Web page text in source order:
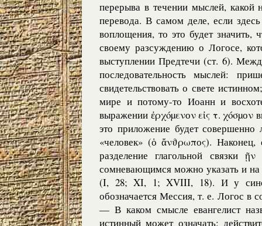
перерыва в течении мыслей, какой
перевода. В самом деле, если
воплощения, то это будет значить,
своему разсуждению о Логосе,
выступлении Предтечи (ст. 6).
последовательность мыслей:
свидетельствовать о свете
мире и потому-то Иоанн и
выражении ἐρχόµενоν εἰς τ.
это приложение будет
«человек» (ὁ ἄνϑρωπоς). Наконец,
разделение глагольной связки
сомневающимся можно указать и на
(I, 28; XI, 1; XVIII, 18). И у
обозначается Мессия, т. е. Логос
— В каком смысле евангелист
истинный может означать: